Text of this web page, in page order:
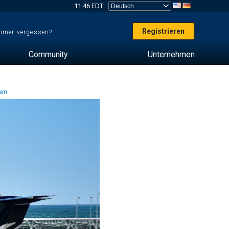
11:46 EDT
vergessen? Registrieren
Community Unternehmen